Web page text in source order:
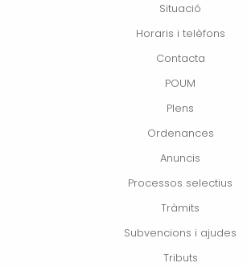
Situació
Horaris i telèfons
Contacta
POUM
Plens
Ordenances
Anuncis
Processos selectius
Tràmits
Subvencions i ajudes
Tributs